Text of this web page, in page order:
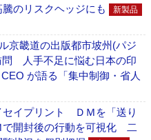
のリスクヘッジにも
新製品
京畿道の出版都市坡州(パジ
問 人手不足に悩む日本の印
が語る「集中制御・省人
セイプリント ＤＭを「送り
で開封後の行動を可視化 二